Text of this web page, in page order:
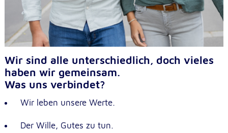
Wir sind alle unterschiedlich, doch vieles
haben wir gemeinsam.
Was uns verbindet?
Wir leben unsere Werte.
Der Wille, Gutes zu tun.